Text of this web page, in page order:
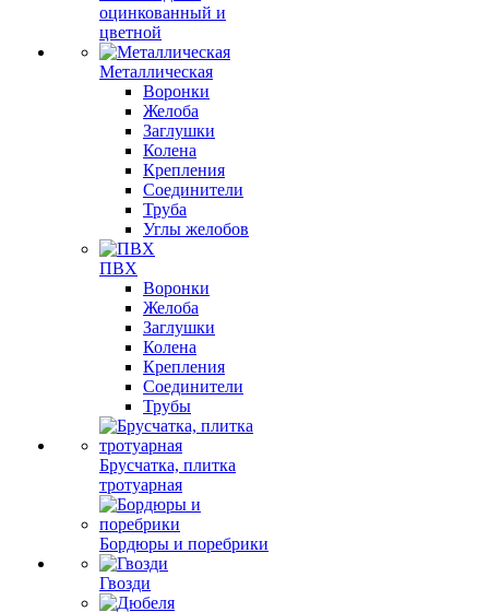
оцинкованный и
цветной
Металлическая
Воронки
Желоба
Заглушки
Колена
Крепления
Соединители
Труба
Углы желобов
ПВХ
Воронки
Желоба
Заглушки
Колена
Крепления
Соединители
Трубы
Брусчатка, плитка
тротуарная
Бордюры и поребрики
Гвозди